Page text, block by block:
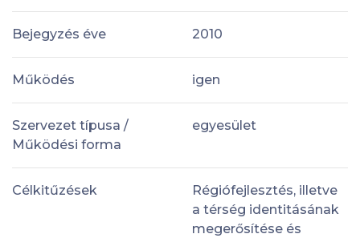
Bejegyzés éve 2010
Működés igen
Szervezet típusa /
Működési forma
egyesület
Célkitűzések
Régiófejlesztés, illetve
a térség identitásának
megerősítése és